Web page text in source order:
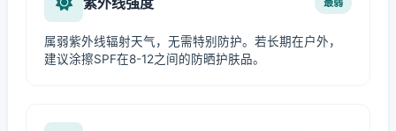
属弱紫外线辐射天气，无需特别防护。若长期在户外，
建议涂擦SPF在8-12之间的防晒护肤品。